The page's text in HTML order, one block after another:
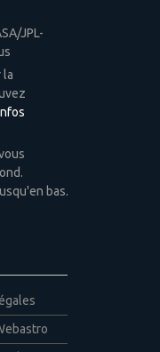
JPL-
la
bas.